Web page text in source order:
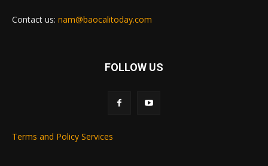
Contact us: nam@baocalitoday.com
FOLLOW US
Terms and Policy Services